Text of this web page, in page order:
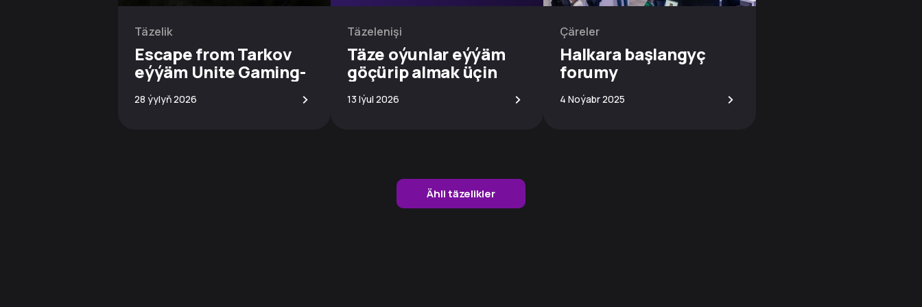
Täzelik
Escape from Tarkov
eýýäm Unite Gaming-
de!
28 ýylyň 2026 >
Täzelenişi
Täze oýunlar eýýäm
göçürip almak üçin
elýeterli!
13 Iýul 2026 >
Çäreler
Halkara başlangyç
forumy
4 Noýabr 2025 >
Ähli täzelikler